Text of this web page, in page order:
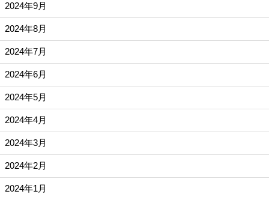
2024年9月
2024年8月
2024年7月
2024年6月
2024年5月
2024年4月
2024年3月
2024年2月
2024年1月